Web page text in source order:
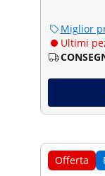
Miglior
Ultimi
Offerta